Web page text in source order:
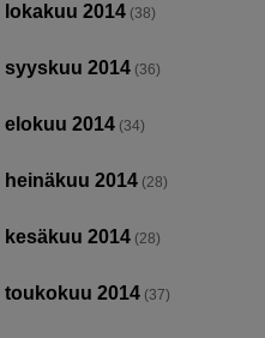
lokakuu 2014 (38)
syyskuu 2014 (36)
elokuu 2014 (34)
heinäkuu 2014 (28)
kesäkuu 2014 (28)
toukokuu 2014 (37)